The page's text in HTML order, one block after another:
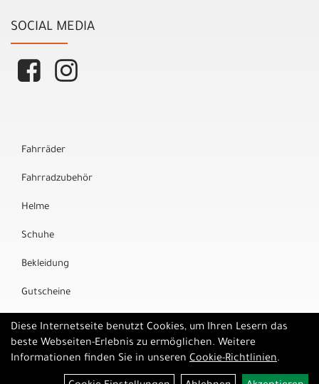
SOCIAL MEDIA
Fahrräder
Fahrradzubehör
Helme
Schuhe
Bekleidung
Gutscheine
Marken
Diese Internetseite benutzt Cookies, um Ihren Lesern das
beste Webseiten-Erlebnis zu ermöglichen. Weitere
Informationen finden Sie in unseren Cookie-Richtlinien.